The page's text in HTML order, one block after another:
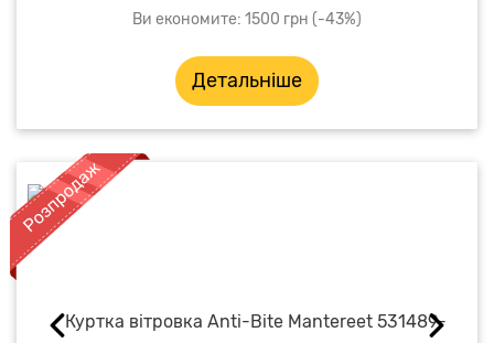
Ви економите: 1500 грн (-43%)
Детальніше